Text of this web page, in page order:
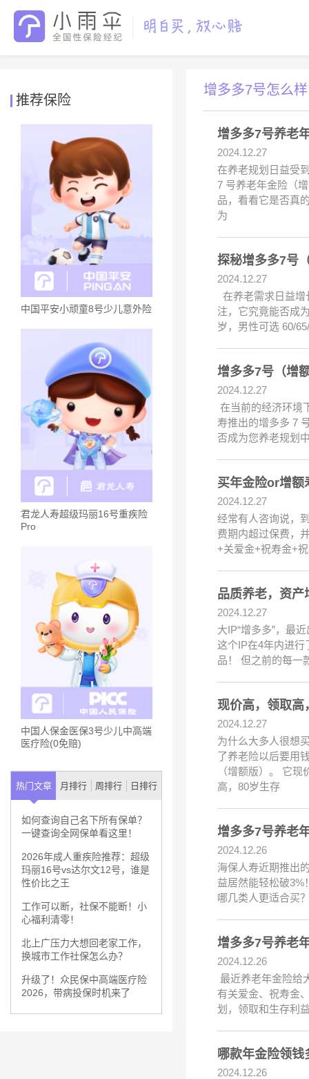
推荐保险
中国平安小顽童8号少儿意外险
君龙人寿超级玛丽16号重疾险
Pro
中国人保金医保3号少儿中高端
医疗险(0免赔)
热门文章 月排行 周排行 日排行
如何查询自己名下所有保单？
一键查询全网保单看这里！
2026年成人重疾险推荐：超级
玛丽16号vs达尔文12号，谁是
性价比之王
工作可以断，社保不能断！小
心福利清零！
北上广压力大想回老家工作，
换城市工作社保怎么办？
升级了！众民保中高端医疗险
2026，带病投保时机来了
增多多7号怎么样
增多多7号养老
2024.12.27
在养老规划日益受
7 号养老年金险（
品，看看它是否真
为
探秘增多多7号
2024.12.27
在养老需求日益
注，它究竟能否成
岁，男性可选 60/
增多多7号（增
2024.12.27
在当前的经济环境
寿推出的增多多 7
否成为您养老规划
买年金险or增额
2024.12.27
经常有人咨询说，
费期内超过保费，
+关爱金+祝寿金+
品质养老，资产
2024.12.27
大IP“增多多”，最
这个IP在4年内进行
品！ 但之前的每一
现价高，领取高
2024.12.27
为什么大多人很想
了养老险以后要用
（增额版）。 它
高，80岁生存
增多多7号养老
2024.12.26
海保人寿近期推出
益居然能轻松破3%
哪几类人更适合买
增多多7号养老
2024.12.26
最近养老年金险给
有关爱金、祝寿金
划，领取和生存利
哪款年金险领钱
2024.12.26